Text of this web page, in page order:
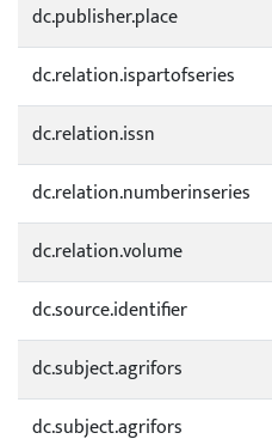
dc.publisher.place
dc.relation.ispartofseries
dc.relation.issn
dc.relation.numberinseries
dc.relation.volume
dc.source.identifier
dc.subject.agrifors
dc.subject.agrifors